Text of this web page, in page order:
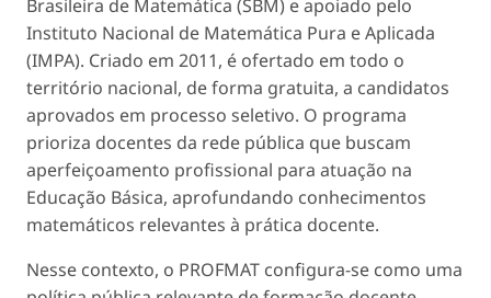
Brasileira de Matemática (SBM) e apoiado pelo
Instituto Nacional de Matemática Pura e Aplicada
(IMPA). Criado em 2011, é ofertado em todo o
território nacional, de forma gratuita, a candidatos
aprovados em processo seletivo. O programa
prioriza docentes da rede pública que buscam
aperfeiçoamento profissional para atuação na
Educação Básica, aprofundando conhecimentos
matemáticos relevantes à prática docente.
Nesse contexto, o PROFMAT configura-se como uma